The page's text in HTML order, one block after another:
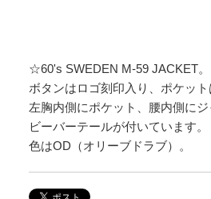
☆60's SWEDEN M-59 JACKET。
ボタンはロゴ刻印入り、ポケッ
左胸内側にポケット、腰内側に
ビーバーテールが付いています。
色はOD（オリーブドラブ）。